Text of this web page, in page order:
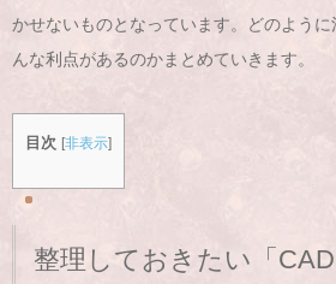
かせないものとなっています。どのよう
んな利点があるのかまとめていきます。
目次 [非表示]
整理しておきたい「